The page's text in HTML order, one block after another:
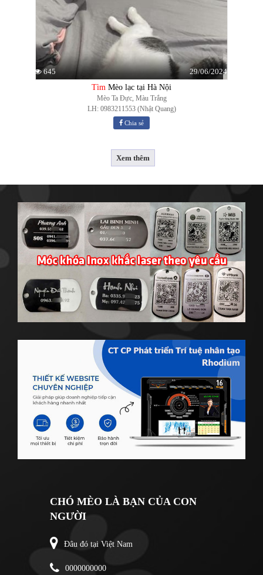
645
29/06/2024
Tìm Mèo lạc tại Hà Nội
Mèo Ta Đực, Màu Trắng
LH: 0983211553 (Nhật Quang)
Chia sẻ
Xem thêm
CHÓ MÈO LÀ BẠN CỦA CON
NGƯỜI
Đâu đó tại Việt Nam
0000000000